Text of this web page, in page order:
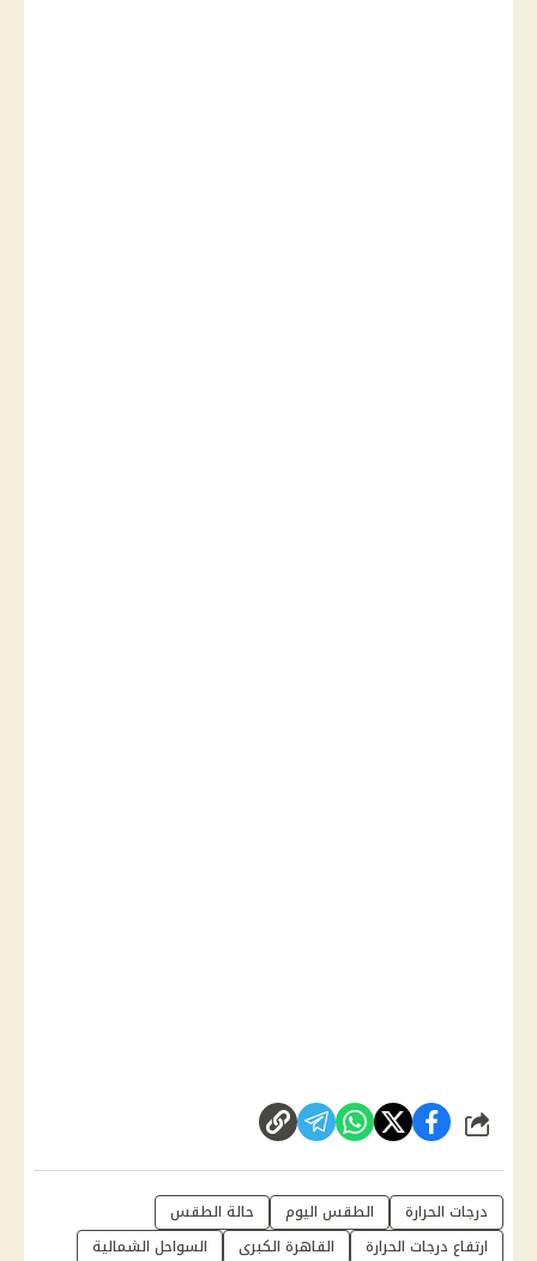
شارك
درجات الحرارة الطقس اليوم
حالة الطقس
ارتفاع درجات الحرارة
القاهرة الكبرى
السواحل الشمالية